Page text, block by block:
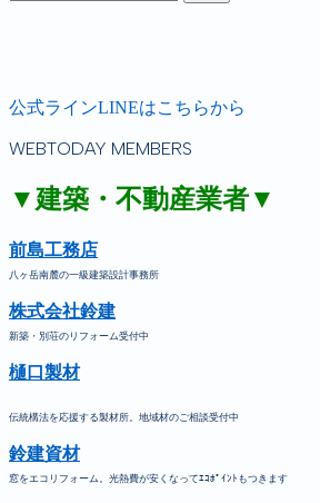
公式ラインLINEはこちらから
WEBTODAY MEMBERS
▼建築・不動産業者▼
前島工務店
八ヶ岳南麓の一級建築設計事務所
株式会社鈴建
新築・別荘のリフォーム受付中
樋口製材
伝統構法を応援する製材所。地域材のご相談受付中
鈴建資材
窓をエコリフォーム。光熱費が安くなってｴｺﾎﾟｲﾝﾄもつきます